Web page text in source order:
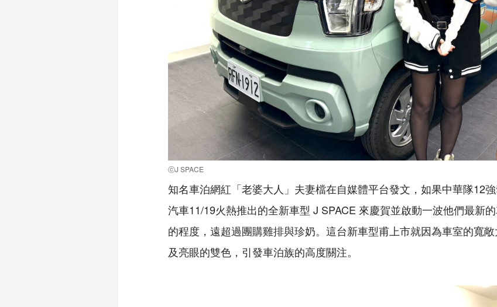
ⓒJ SPACE
知名車泊網紅「老婆大人」夫妻檔在自媒體平台發文，如果中華隊12
汽車11/19火熱推出的全新車型 J SPACE 來慶賀並啟動一波他們最新
的程度，遠超過團購雞排與珍奶。這台新車型甫上市就因為車室的寬
及亮眼的雙色，引發車泊族的高度關注。